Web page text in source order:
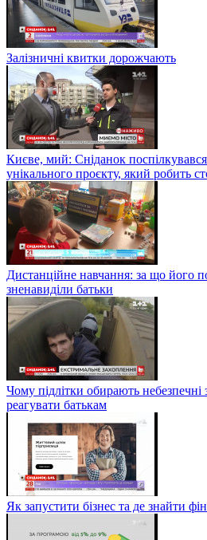
Залізничні квитки дорожчають
Києве, мий: Сніданок
унікального проєкту, який робить
Дистанційне навчання: за що його
зненавиділи батьки
Чому підлітки обирають небезпечні
реагувати батькам
Як запустити бізнес та де знайти